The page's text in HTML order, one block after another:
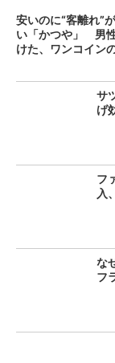
安いのに“客離れ”
い「かつや」 男
けた、ワンコイン
サ
げ
フ
入
な
フ